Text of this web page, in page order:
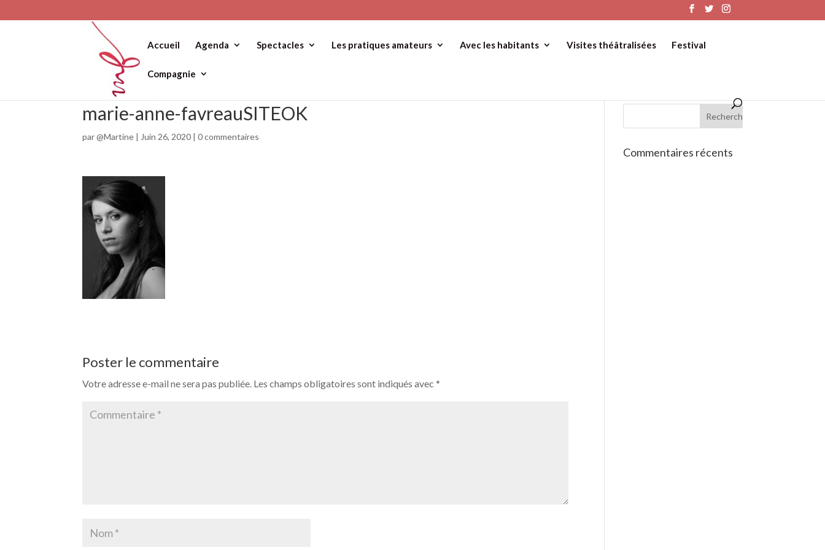
Accueil Agenda Spectacles Les pratiques amateurs Avec les habitants Visites théâtralisées Festival
Compagnie
marie-anne-favreauSITEOK
par@Martine | Juin 26, 2020 |0 commentaires
Poster le commentaire
Votre adresse e-mail ne sera pas publiée. Les champs obligatoires sont indiqués avec*
Commentaires récents